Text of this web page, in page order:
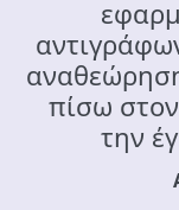
πίσω
την